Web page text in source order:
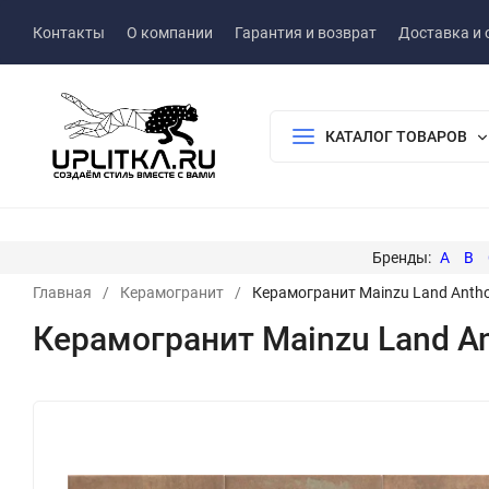
Контакты О компании Гарантия и возврат Доставка и
КАТАЛОГ ТОВАРОВ
A B
Главная
/ Керамогранит / Керамогранит Mainzu Land
Керамогранит Mainzu Land